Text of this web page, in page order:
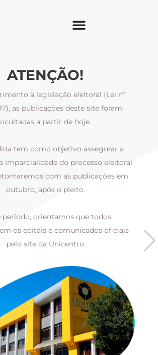
ATENÇÃO!
à legislação eleitoral (Lei nº
as publicações deste site foram
ocultadas a partir de hoje.
tem como objetivo assegurar a
imparcialidade do processo eleitoral
com as publicações em
outubro, após o pleito.
período, orientamos que todos
os editais e comunicados oficiais
pelo site da Unicentro